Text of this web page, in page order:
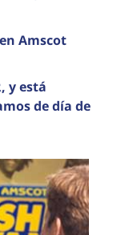
Amscot
y está
de día de